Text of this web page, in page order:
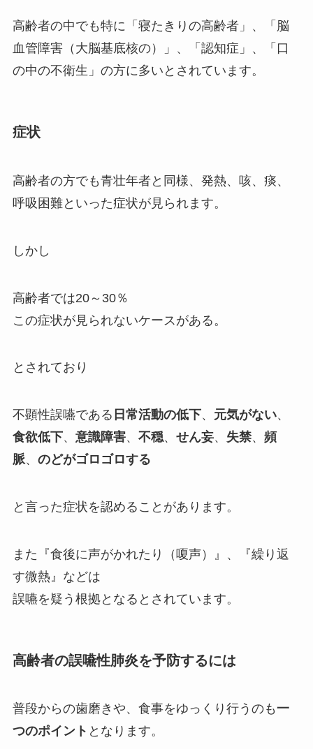
高齢者の中でも特に「寝たきりの高齢者」、「脳
血管障害（大脳基底核の）」、「認知症」、「口
の中の不衛生」の方に多いとされています。
症状
高齢者の方でも青壮年者と同様、 発熱、咳、痰、
呼吸困難といった症状が見られます。
しかし
高齢者では20～30％
この症状が見られないケースがある。
とされており
不顕性誤嚥である 日常活動の低下、 元気がない、
食欲低下、 意識障害、 不穏、 せん妄、 失禁、 頻
脈、 のどがゴロゴロする
と言った症状を認めることがあります。
また『食後に声がかれたり（嗄声）』、『繰り返
す微熱』などは
誤嚥を疑う根拠となるとされています。
高齢者の誤嚥性肺炎を予防するには
普段からの歯磨きや、食事をゆっくり行うのも一
つのポイント となります。